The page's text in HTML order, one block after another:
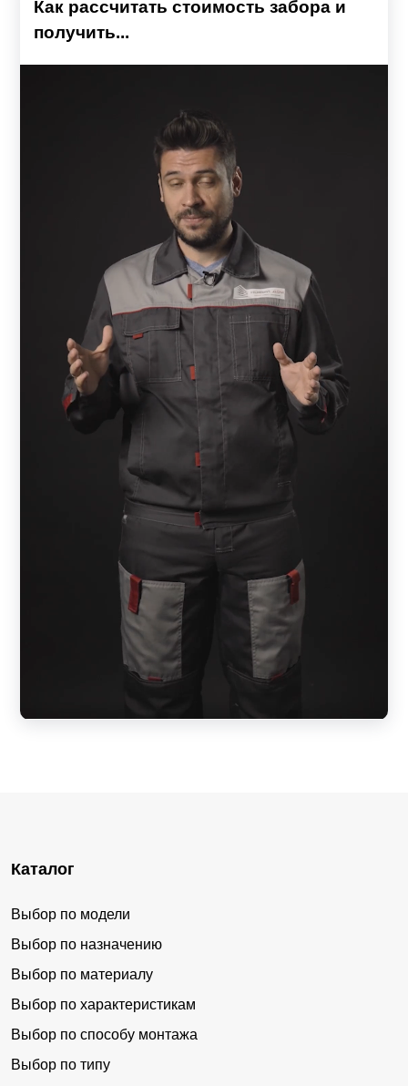
Как рассчитать стоимость забора и
получить...
Каталог
Выбор по модели
Выбор по назначению
Выбор по материалу
Выбор по характеристикам
Выбор по способу монтажа
Выбор по типу